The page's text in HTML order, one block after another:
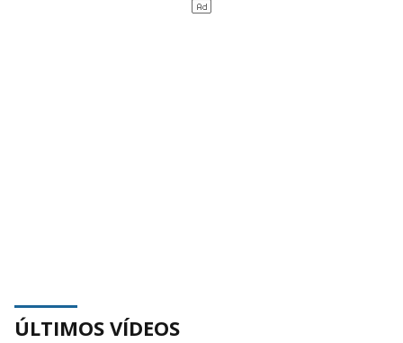
ÚLTIMOS VÍDEOS